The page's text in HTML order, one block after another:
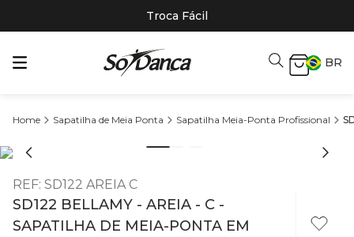
Troca Fácil
BR
Sapatilha de Meia Ponta Sapatilha Meia-Ponta Profissional
REF: SD122 AREIA C
SD122 BELLAMY - AREIA - C -
SAPATILHA DE MEIA-PONTA EM